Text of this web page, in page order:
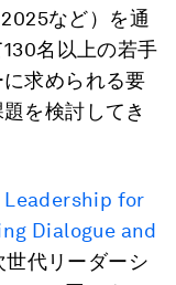
など）を通
名以上の若手
求められる要
を検討してき
for
Dialogue and
世代リーダーシ